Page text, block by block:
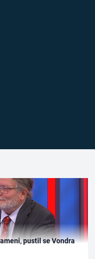
pustil se Vondra